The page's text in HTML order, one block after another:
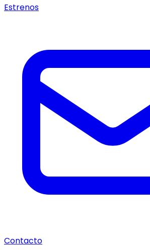
Estrenos
Contacto